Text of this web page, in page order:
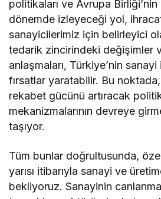
politikaları ve Avrupa
dönemde izleyeceği yol,
sanayicilerimiz için belirleyici
tedarik zincirindeki değişimler
anlaşmaları, Türkiye’nin
fırsatlar yaratabilir. Bu
rekabet gücünü artıracak
mekanizmalarının devreye
taşıyor.
Tüm bunlar doğrultusunda,
yarısı itibarıyla sanayi ve
bekliyoruz. Sanayinin